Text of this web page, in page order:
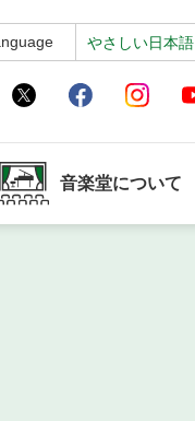
やさしい日本語
音楽堂について